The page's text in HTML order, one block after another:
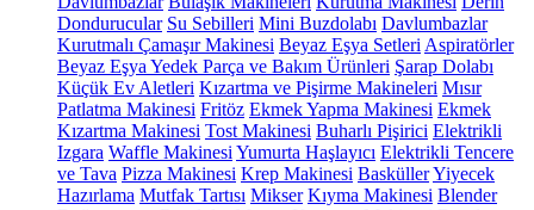
Dondurucular Su Sebilleri Mini Buzdolabı Davlumbazlar
Kurutmalı Çamaşır Makinesi Beyaz Eşya Setleri Aspiratörler
Beyaz Eşya Yedek Parça ve Bakım Ürünleri Şarap Dolabı
Küçük Ev Aletleri Kızartma ve Pişirme Makineleri Mısır
Patlatma Makinesi Fritöz Ekmek Yapma Makinesi Ekmek
Kızartma Makinesi Tost Makinesi Buharlı Pişirici Elektrikli
Izgara Waffle Makinesi Yumurta Haşlayıcı Elektrikli Tencere
ve Tava Pizza Makinesi Krep Makinesi BasküllerYiyecek
Hazırlama Mutfak Tartısı Mikser Kıyma Makinesi Blender